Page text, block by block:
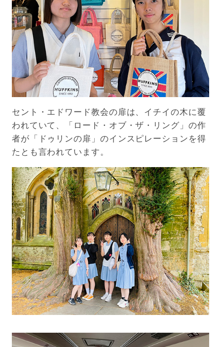
セント・エドワード教会の扉は、イチイの木に覆
われていて、「ロード・オブ・ザ・リング」の作
者が「ドゥリンの扉」のインスピレーションを得
たとも言われています。